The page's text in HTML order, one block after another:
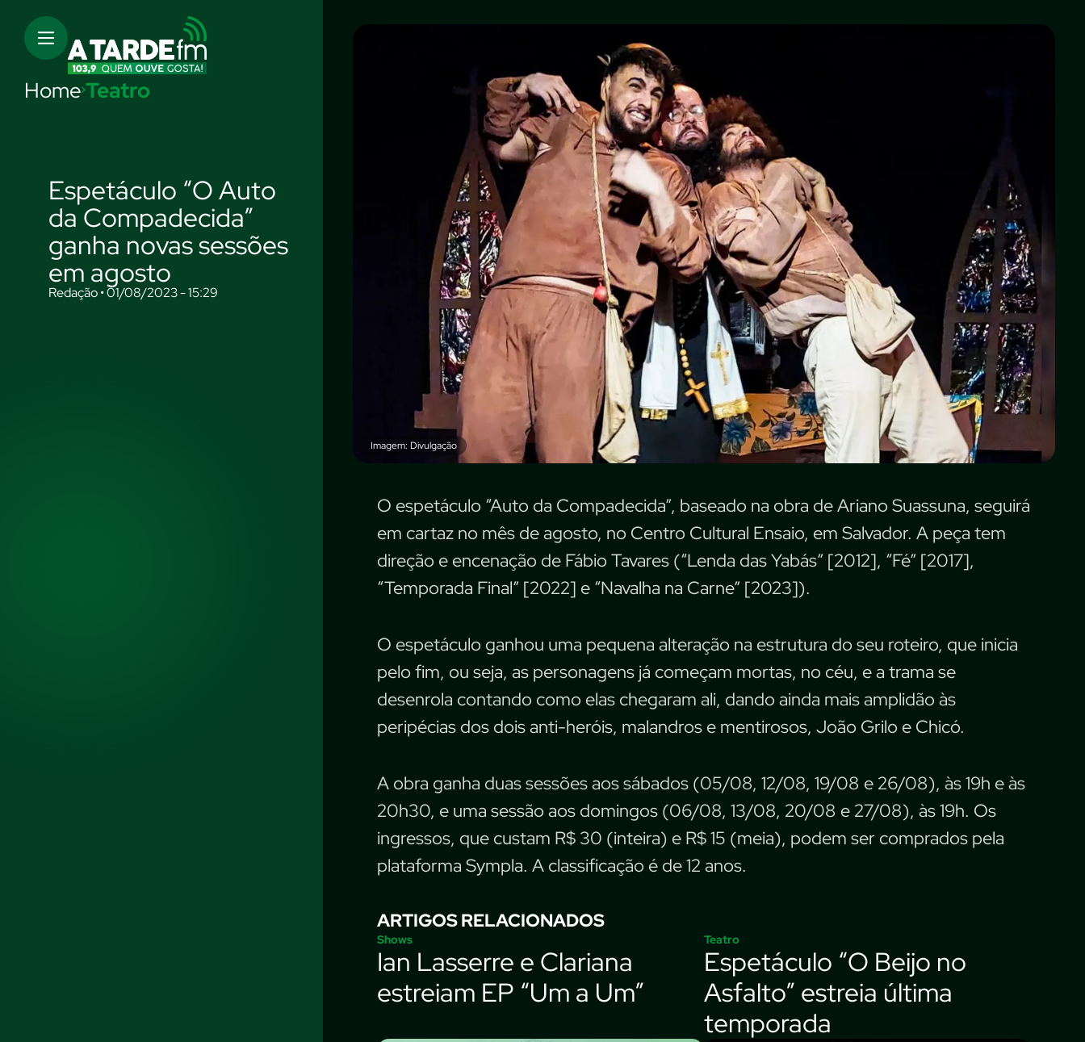
HomeTeatro
Espetáculo “O Auto
da Compadecida”
ganha novas sessões
em agosto
Redação • 01/08/2023 - 15:29
Imagem: Divulgação
O espetáculo “Auto da Compadecida”, baseado na obra de Ariano Suassuna, seguirá
em cartaz no mês de agosto, no Centro Cultural Ensaio, em Salvador. A peça tem
direção e encenação de Fábio Tavares (“Lenda das Yabás” [2012], “Fé” [2017],
“Temporada Final” [2022] e “Navalha na Carne” [2023]).
O espetáculo ganhou uma pequena alteração na estrutura do seu roteiro, que inicia
pelo fim, ou seja, as personagens já começam mortas, no céu, e a trama se
desenrola contando como elas chegaram ali, dando ainda mais amplidão às
peripécias dos dois anti-heróis, malandros e mentirosos, João Grilo e Chicó.
A obra ganha duas sessões aos sábados (05/08, 12/08, 19/08 e 26/08), às 19h e às
20h30, e uma sessão aos domingos (06/08, 13/08, 20/08 e 27/08), às 19h. Os
ingressos, que custam R$ 30 (inteira) e R$ 15 (meia), podem ser comprados pela
plataforma Sympla. A classificação é de 12 anos.
ARTIGOS RELACIONADOS
Shows
Ian Lasserre e Clariana
estreiam EP “Um a Um”
Teatro
Espetáculo “O Beijo no
Asfalto” estreia última
temporada